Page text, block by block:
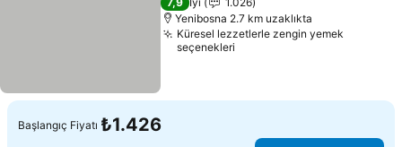
Yenibosna 2.7 km uzaklıkta
Küresel lezzetlerle zengin yemek
seçenekleri
Başlangıç Fiyatı ₺1.426